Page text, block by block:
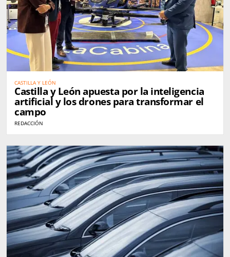
CASTILLA Y LEÓN
Castilla y León apuesta por la inteligencia
artificial y los drones para transformar el
campo
REDACCIÓN